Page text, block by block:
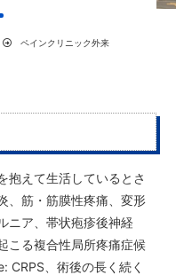
ペインクリニック外来
抱えて生活しているとさ
、筋・筋膜性疼痛、変形
ニア、帯状疱疹後神経
こる複合性局所疼痛症候
、術後の長く続く